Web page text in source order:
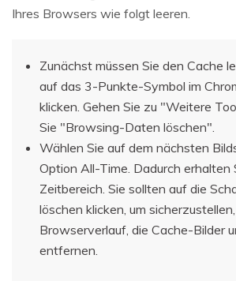
Ihres Browsers wie folgt leeren.
Zunächst müssen Sie den Cache
auf das 3-Punkte-Symbol im
klicken. Gehen Sie zu "Weitere
Sie "Browsing-Daten löschen".
Wählen Sie auf dem nächsten
Option All-Time. Dadurch erhalten
Zeitbereich. Sie sollten auf die
löschen klicken, um
Browserverlauf, die Cache-Bilder
entfernen.